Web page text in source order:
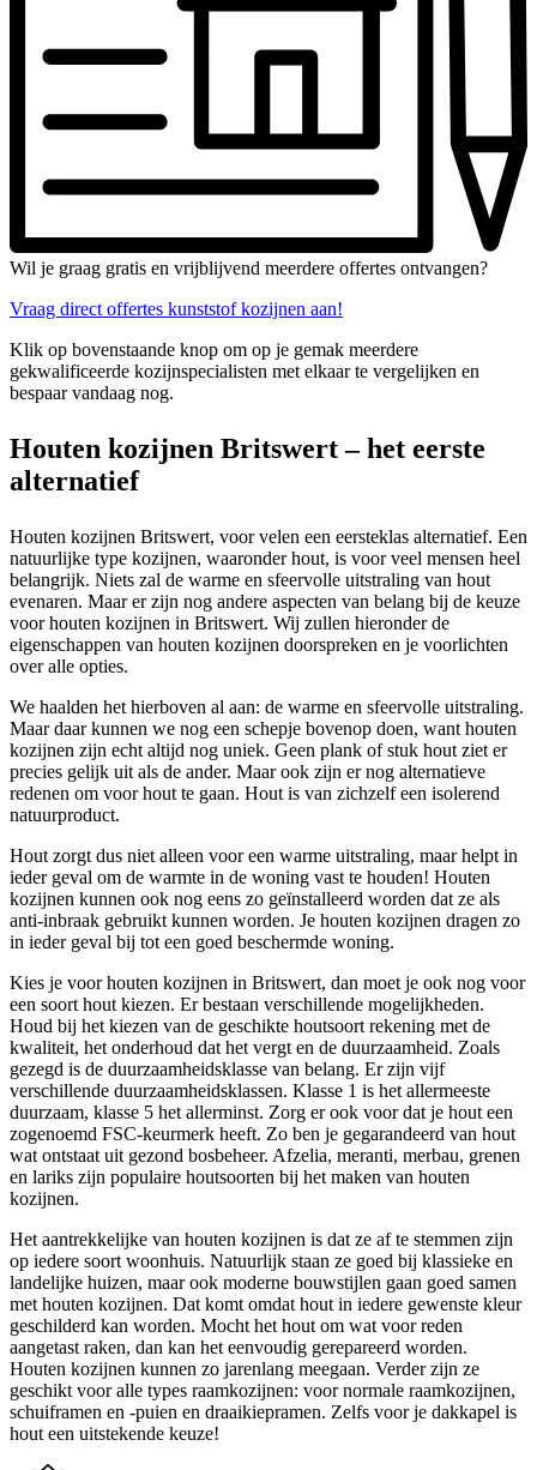
Wil je graag gratis en vrijblijvend meerdere offertes ontvangen?
Vraag direct offertes kunststof kozijnen aan!
Klik op bovenstaande knop om op je gemak meerdere
gekwalificeerde kozijnspecialisten met elkaar te vergelijken en
bespaar vandaag nog.
Houten kozijnen Britswert – het eerste
alternatief
Houten kozijnen Britswert, voor velen een eersteklas alternatief. Een
natuurlijke type kozijnen, waaronder hout, is voor veel mensen heel
belangrijk. Niets zal de warme en sfeervolle uitstraling van hout
evenaren. Maar er zijn nog andere aspecten van belang bij de keuze
voor houten kozijnen in Britswert. Wij zullen hieronder de
eigenschappen van houten kozijnen doorspreken en je voorlichten
over alle opties.
We haalden het hierboven al aan: de warme en sfeervolle uitstraling.
Maar daar kunnen we nog een schepje bovenop doen, want houten
kozijnen zijn echt altijd nog uniek. Geen plank of stuk hout ziet er
precies gelijk uit als de ander. Maar ook zijn er nog alternatieve
redenen om voor hout te gaan. Hout is van zichzelf een isolerend
natuurproduct.
Hout zorgt dus niet alleen voor een warme uitstraling, maar helpt in
ieder geval om de warmte in de woning vast te houden! Houten
kozijnen kunnen ook nog eens zo geïnstalleerd worden dat ze als
anti-inbraak gebruikt kunnen worden. Je houten kozijnen dragen zo
in ieder geval bij tot een goed beschermde woning.
Kies je voor houten kozijnen in Britswert, dan moet je ook nog voor
een soort hout kiezen. Er bestaan verschillende mogelijkheden.
Houd bij het kiezen van de geschikte houtsoort rekening met de
kwaliteit, het onderhoud dat het vergt en de duurzaamheid. Zoals
gezegd is de duurzaamheidsklasse van belang. Er zijn vijf
verschillende duurzaamheidsklassen. Klasse 1 is het allermeeste
duurzaam, klasse 5 het allerminst. Zorg er ook voor dat je hout een
zogenoemd FSC-keurmerk heeft. Zo ben je gegarandeerd van hout
wat ontstaat uit gezond bosbeheer. Afzelia, meranti, merbau, grenen
en lariks zijn populaire houtsoorten bij het maken van houten
kozijnen.
Het aantrekkelijke van houten kozijnen is dat ze af te stemmen zijn
op iedere soort woonhuis. Natuurlijk staan ze goed bij klassieke en
landelijke huizen, maar ook moderne bouwstijlen gaan goed samen
met houten kozijnen. Dat komt omdat hout in iedere gewenste kleur
geschilderd kan worden. Mocht het hout om wat voor reden
aangetast raken, dan kan het eenvoudig gerepareerd worden.
Houten kozijnen kunnen zo jarenlang meegaan. Verder zijn ze
geschikt voor alle types raamkozijnen: voor normale raamkozijnen,
schuiframen en -puien en draaikiepramen. Zelfs voor je dakkapel is
hout een uitstekende keuze!